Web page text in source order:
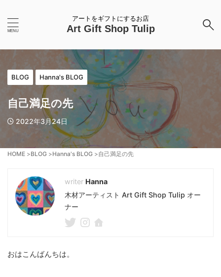
アートをギフトにするお店
Art Gift Shop Tulip
BLOG Hanna's BLOG
自己満足の先
2022年3月24日
HOME >BLOG >Hanna's BLOG >自己満足の先
Hanna
木材アーティスト Art Gift Shop Tulip オー
ナー
おはこんばんちは。